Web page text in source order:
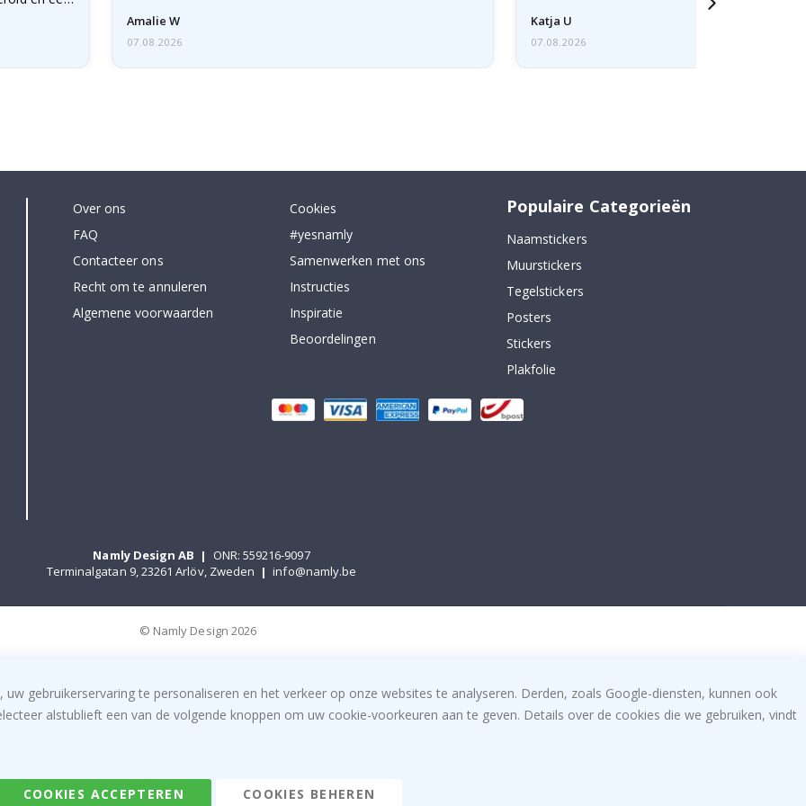
Amalie W
07.08.2026
Katja U
07.08.2026
Over ons
FAQ
Contacteer ons
Recht om te annuleren
Algemene voorwaarden
Cookies
#yesnamly
Samenwerken met ons
Instructies
Inspiratie
Beoordelingen
Populaire Categorieën
Naamstickers
Muurstickers
Tegelstickers
Posters
Stickers
Plakfolie
Namly Design AB |
ONR: 559216-9097
Terminalgatan 9, 23261 Arlöv, Zweden | info@namly.be
© Namly Design 2026
gebruikerservaring te personaliseren en het verkeer op onze websites te analyseren. Derden, zoals Google-diensten, kunnen ook
alstublieft een van de volgende knoppen om uw cookie-voorkeuren aan te geven. Details over de cookies die we gebruiken, vindt
COOKIES ACCEPTEREN COOKIES BEHEREN